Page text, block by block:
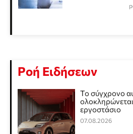
Ροή Ειδήσεων
Το σύγχρονο
εργοστάσιο
07.08.2026